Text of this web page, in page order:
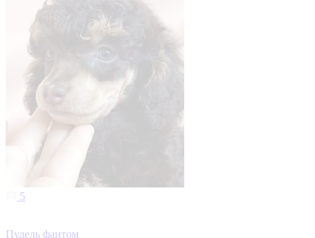
5
Пудель фантом